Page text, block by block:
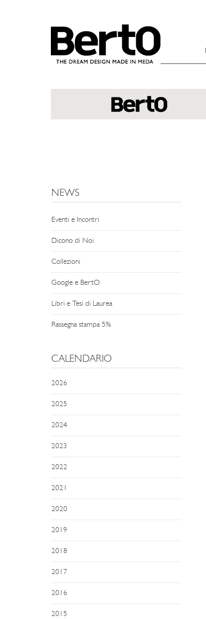
NEWS
Eventi e Incontri
Dicono di Noi
Collezioni
Google e BertO
Libri e Tesi di Laurea
Rassegna stampa 5%
CALENDARIO
2026
2025
2024
2023
2022
2021
2020
2019
2018
2017
2016
2015